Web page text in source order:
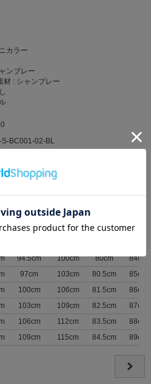
カラー
ンブレー
材 : シャンブレー
BC001-02-BL
ウエスト 裾まわり 着丈
裄丈
94.5cm 100cm 80cm
84cm
97cm 103cm 80.5cm
85cm
100cm 106cm 81.5cm
86cm
103cm 109cm 82.5cm
87cm
106cm 112cm 83.5cm
88cm
109cm 115cm 84.5cm 89cm